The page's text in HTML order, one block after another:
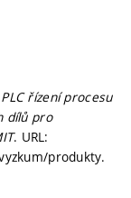
PLC řízení procesu
dílů pro
. URL:
produkty.